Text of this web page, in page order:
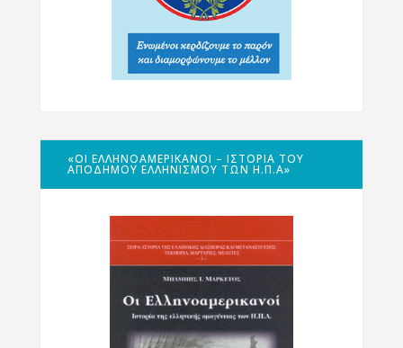
«ΟΙ ΕΛΛΗΝΟΑΜΕΡΙΚΑΝΟΊ – ΙΣΤΟΡΊΑ ΤΟΥ
ΑΠΌΔΗΜΟΥ ΕΛΛΗΝΙΣΜΟΎ ΤΩΝ Η.Π.Α»